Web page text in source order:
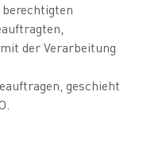
der Verarbeitung
geschieht